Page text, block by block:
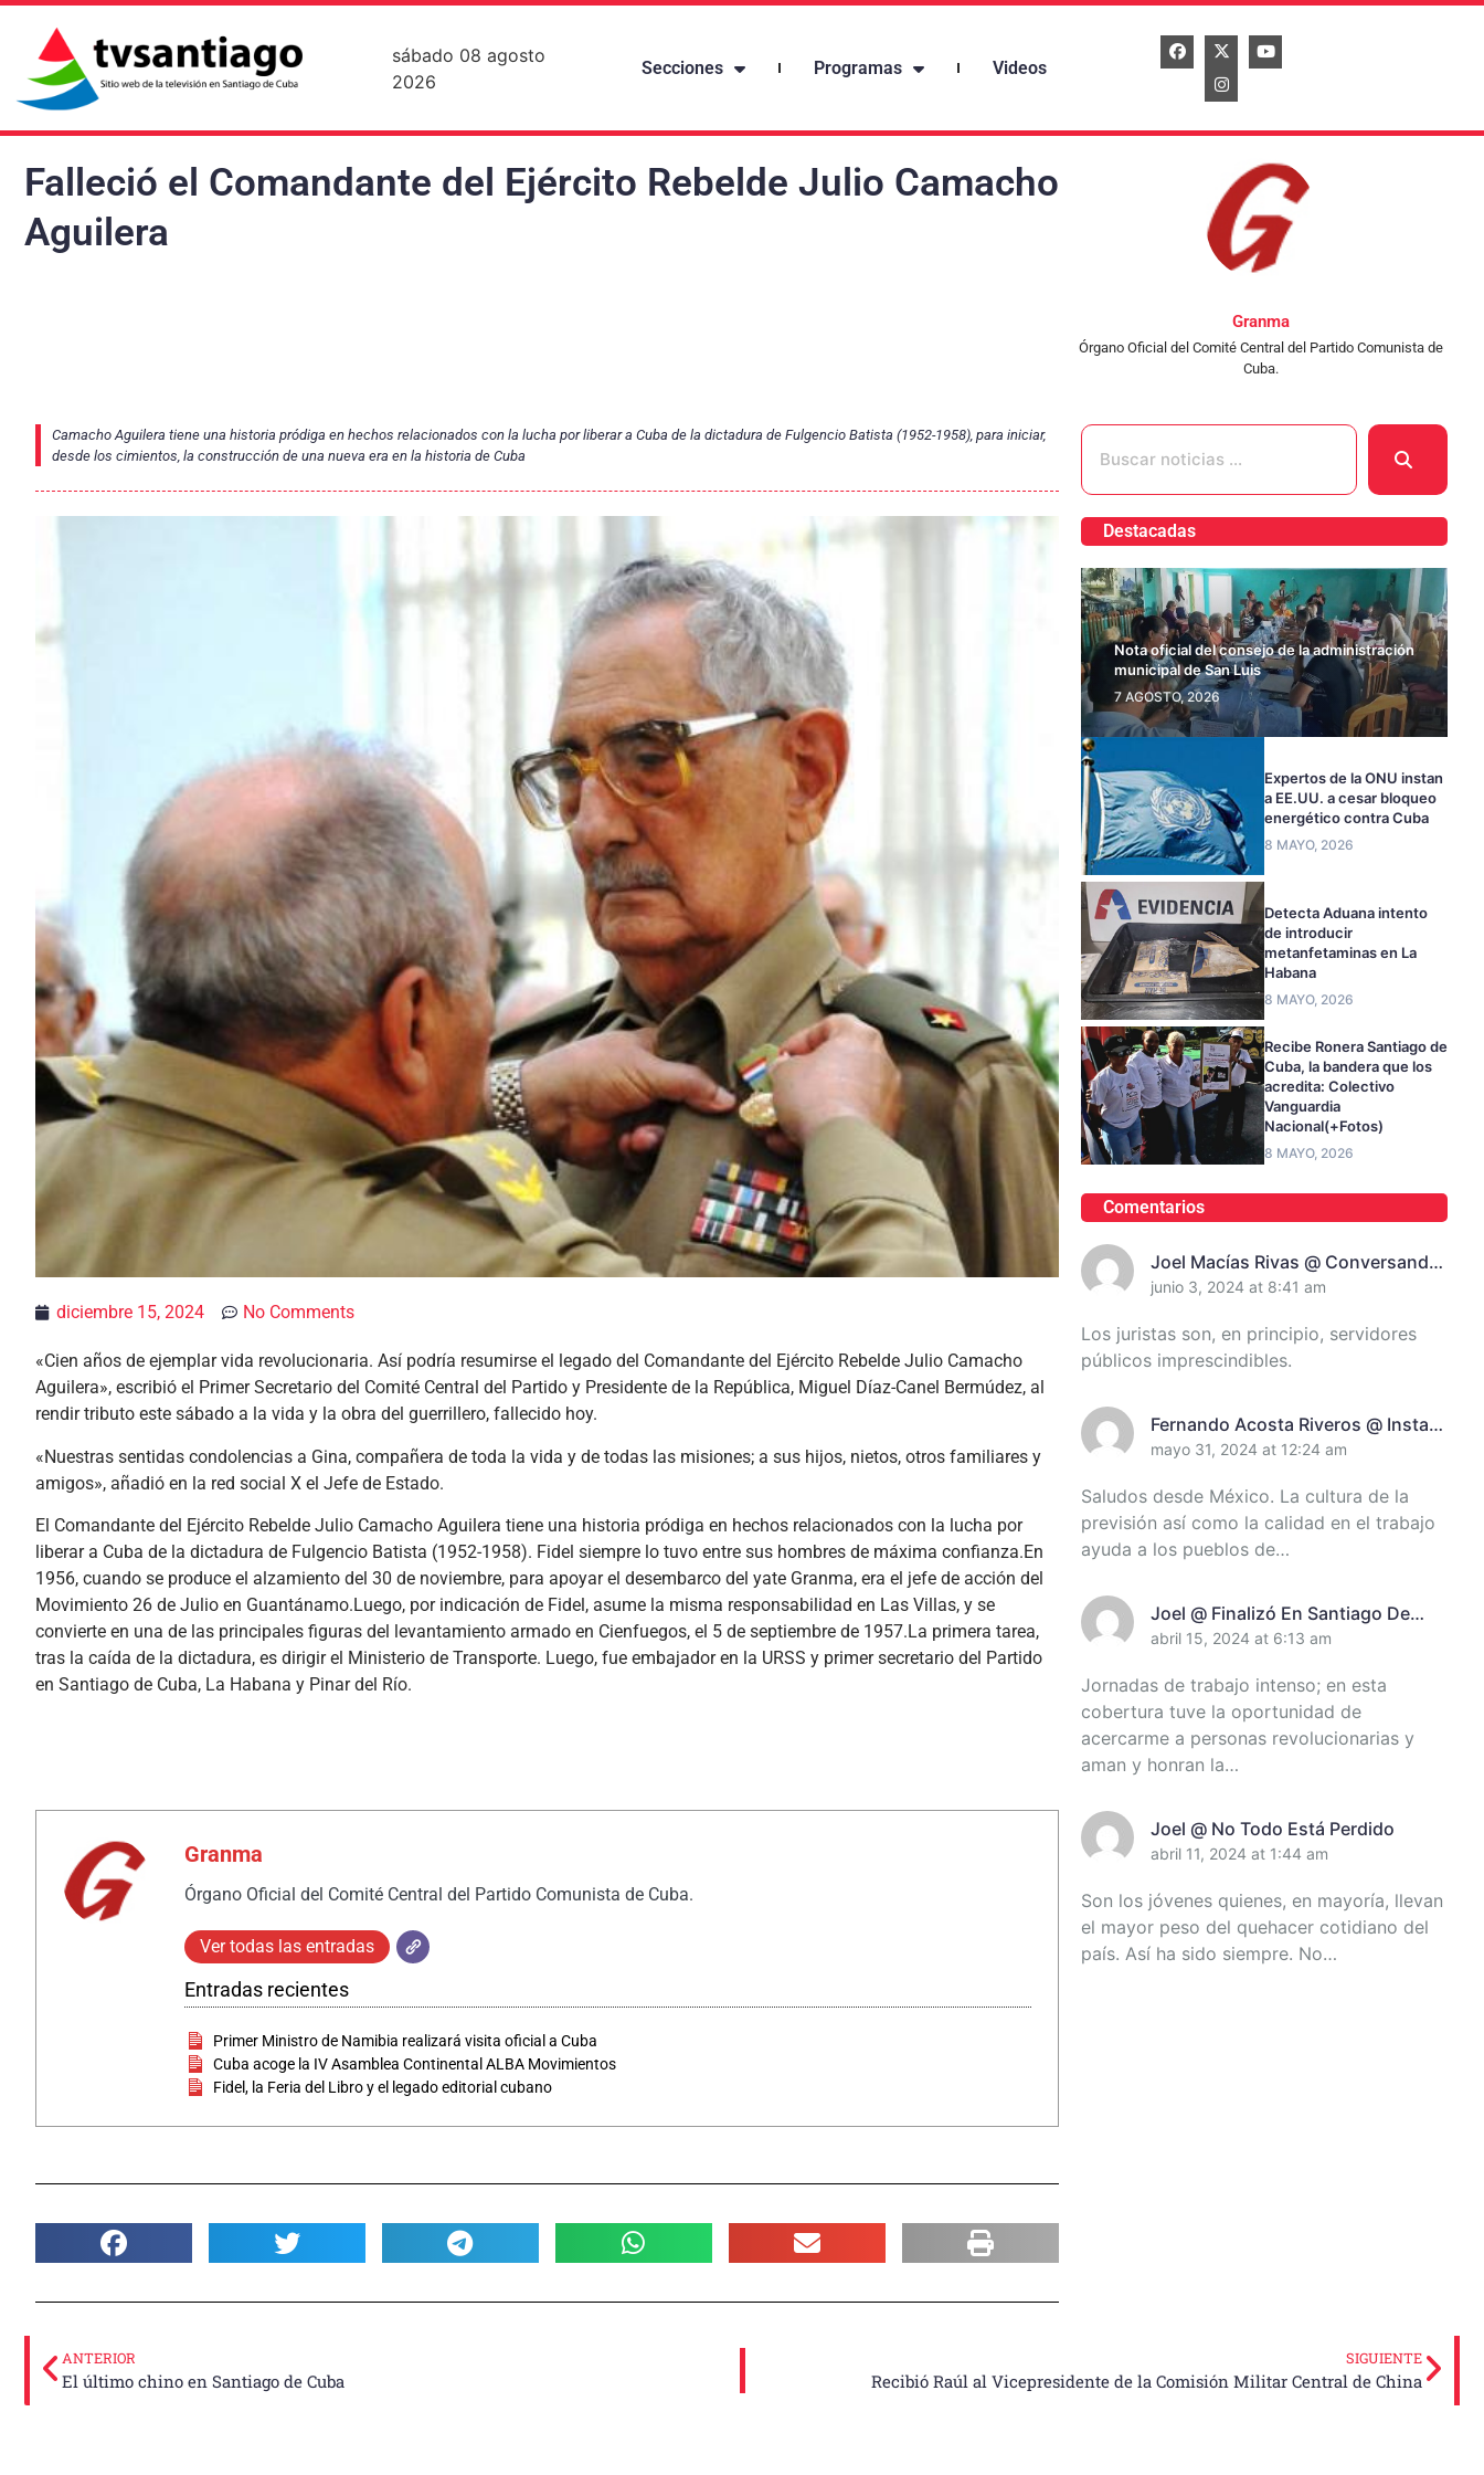
sábado 08 agosto
2026
Secciones Programas Videos
Falleció el Comandante del Ejército Rebelde Julio Camacho
Aguilera
Granma
Órgano Oficial del Comité Central del Partido Comunista de
Cuba.
Camacho Aguilera tiene una historia pródiga en hechos relacionados con la lucha por liberar a Cuba de la dictadura de Fulgencio Batista (1952-1958), para iniciar,
desde los cimientos, la construcción de una nueva era en la historia de Cuba
diciembre 15, 2024 No Comments
«Cien años de ejemplar vida revolucionaria. Así podría resumirse el legado del Comandante del Ejército Rebelde Julio Camacho
Aguilera», escribió el Primer Secretario del Comité Central del Partido y Presidente de la República, Miguel Díaz-Canel Bermúdez, al
rendir tributo este sábado a la vida y la obra del guerrillero, fallecido hoy.
«Nuestras sentidas condolencias a Gina, compañera de toda la vida y de todas las misiones; a sus hijos, nietos, otros familiares y
amigos», añadió en la red social X el Jefe de Estado.
El Comandante del Ejército Rebelde Julio Camacho Aguilera tiene una historia pródiga en hechos relacionados con la lucha por
liberar a Cuba de la dictadura de Fulgencio Batista (1952-1958). Fidel siempre lo tuvo entre sus hombres de máxima confianza.En
1956, cuando se produce el alzamiento del 30 de noviembre, para apoyar el desembarco del yate Granma, era el jefe de acción del
Movimiento 26 de Julio en Guantánamo.Luego, por indicación de Fidel, asume la misma responsabilidad en Las Villas, y se
convierte en una de las principales figuras del levantamiento armado en Cienfuegos, el 5 de septiembre de 1957.La primera tarea,
tras la caída de la dictadura, es dirigir el Ministerio de Transporte. Luego, fue embajador en la URSS y primer secretario del Partido
en Santiago de Cuba, La Habana y Pinar del Río.
Granma
Órgano Oficial del Comité Central del Partido Comunista de Cuba.
Ver todas las entradas
Entradas recientes
Primer Ministro de Namibia realizará visita oficial a Cuba
Cuba acoge la IV Asamblea Continental ALBA Movimientos
Fidel, la Feria del Libro y el legado editorial cubano
Destacadas
Nota oficial del consejo de la administración
municipal de San Luis
7 AGOSTO, 2026
Expertos de la ONU instan
a EE.UU. a cesar bloqueo
energético contra Cuba
8 MAYO, 2026
Detecta Aduana intento
de introducir
metanfetaminas en La
Habana
8 MAYO, 2026
Recibe Ronera Santiago de
Cuba, la bandera que los
acredita: Colectivo
Vanguardia
Nacional(+Fotos)
8 MAYO, 2026
Comentarios
Joel Macías Rivas @ Conversando
Con Juanita Randich, Presidenta
Santiago De Cuba
junio 3, 2024 at 8:41 am
Los juristas son, en principio, servidores
públicos imprescindibles.
Fernando Acosta Riveros @ Instan
A Incrementar El Control De
mayo 31, 2024 at 12:24 am
Saludos desde México. La cultura de la
previsión así como la calidad en el trabajo
ayuda a los pueblos de…
Joel @ Finalizó En Santiago De
Cuba Encuentro De Miembros Del
Ascunce Domenech (+Video)
(+Fotos)
abril 15, 2024 at 6:13 am
Jornadas de trabajo intenso; en esta
cobertura tuve la oportunidad de
acercarme a personas revolucionarias y
aman y honran la…
Joel @ No Todo Está Perdido
abril 11, 2024 at 1:44 am
Son los jóvenes quienes, en mayoría, llevan
el mayor peso del quehacer cotidiano del
país. Así ha sido siempre. No…
ANTERIOR
El último chino en Santiago de Cuba
SIGUIENTE
Recibió Raúl al Vicepresidente de la Comisión Militar Central de China